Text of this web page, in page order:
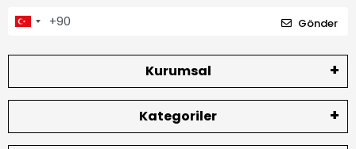
Gönder
Kurumsal
Kategoriler